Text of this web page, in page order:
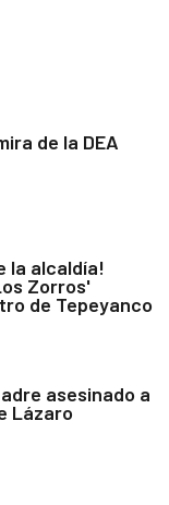
de la DEA
la alcaldía!
Zorros'
de Tepeyanco
asesinado a
Lázaro